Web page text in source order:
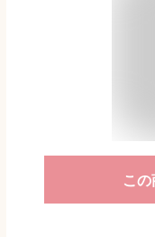
こ